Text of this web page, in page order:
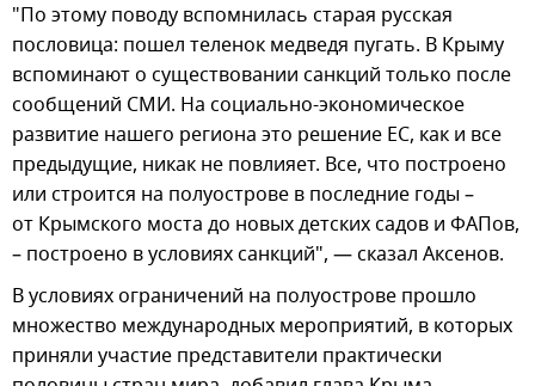
"По этому поводу вспомнилась старая русская
пословица: пошел теленок медведя пугать. В Крыму
вспоминают о существовании санкций только после
сообщений СМИ. На социально-экономическое
развитие нашего региона это решение ЕС, как и все
предыдущие, никак не повлияет. Все, что построено
или строится на полуострове в последние годы –
от Крымского моста до новых детских садов и ФАПов,
– построено в условиях санкций", — сказал Аксенов.
В условиях ограничений на полуострове прошло
множество международных мероприятий, в которых
приняли участие представители практически